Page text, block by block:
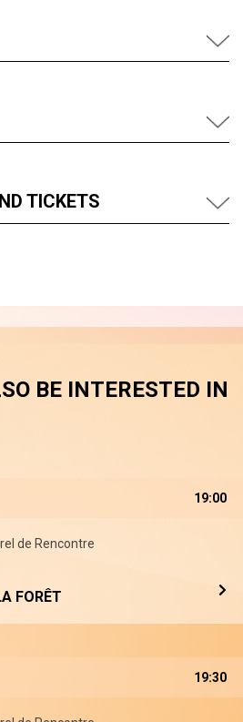
TICKETS
BE INTERESTED IN
19:00
de Rencontre
FORÊT
19:30